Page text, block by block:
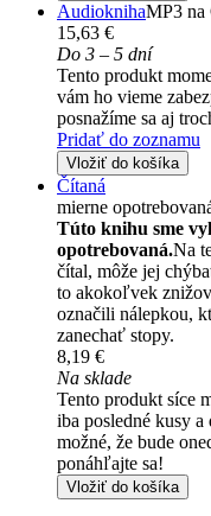
AudioknihaMP3 na
15,63 €
Do 3 – 5 dní
Tento produkt
vám ho vieme
posnažíme sa aj
Pridať do zoznamu
Vložiť do košíka
Čítaná
mierne
Túto knihu sme
opotrebovaná.Na
čítal, môže jej
to akokoľvek
označili nálepkou,
zanechať stopy.
8,19 €
Na sklade
Tento produkt síce
iba posledné kusy
možné, že bude
ponáhľajte sa!
Vložiť do košíka